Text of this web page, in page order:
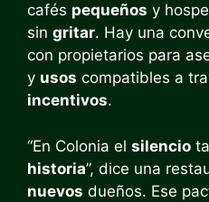
cafés pequeños y
sin gritar. Hay una
con propietarios para
y usos compatibles a
incentivos.
“En Colonia el silencio
historia”, dice una
nuevos dueños. Ese